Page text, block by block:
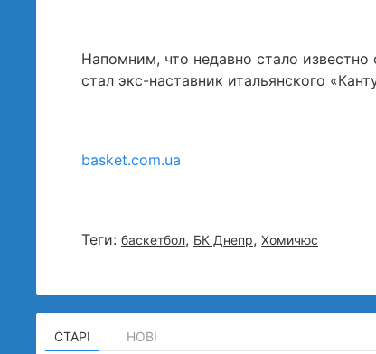
Напомним, что недавно стало
стал экс-наставник итальянского
basket.com.ua
Теги: баскетбол, БК Днепр, Хомичюс
СТАРІ НОВІ